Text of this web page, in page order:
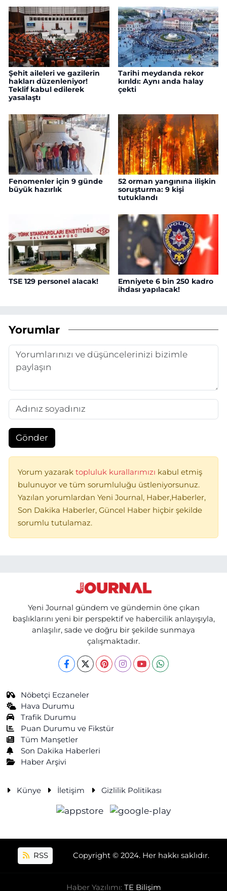
Şehit aileleri ve gazilerin
hakları düzenleniyor!
Teklif kabul edilerek
yasalaştı
Tarihi meydanda rekor
kırıldı: Aynı anda halay
çekti
Fenomenler için 9 günde
büyük hazırlık
52 orman yangınına ilişkin
soruşturma: 9 kişi
tutuklandı
TSE 129 personel alacak!
Emniyete 6 bin 250 kadro
ihdası yapılacak!
Yorumlar
Gönder
Yorum yazarak topluluk kurallarımızı kabul etmiş
bulunuyor ve tüm sorumluluğu üstleniyorsunuz.
Yazılan yorumlardan Yeni Journal, Haber,Haberler,
Son Dakika Haberler, Güncel Haber hiçbir şekilde
sorumlu tutulamaz.
Yeni Journal gündem ve gündemin öne çıkan
başlıklarını yeni bir perspektif ve habercilik anlayışıyla,
anlaşılır, sade ve doğru bir şekilde sunmaya
çalışmaktadır.
Nöbetçi Eczaneler
Hava Durumu
Trafik Durumu
Puan Durumu ve Fikstür
Tüm Manşetler
Son Dakika Haberleri
Haber Arşivi
Künye İletişim Gizlilik Politikası
RSS Copyright © 2024. Her hakkı saklıdır.
Haber Yazılımı: TE Bilişim